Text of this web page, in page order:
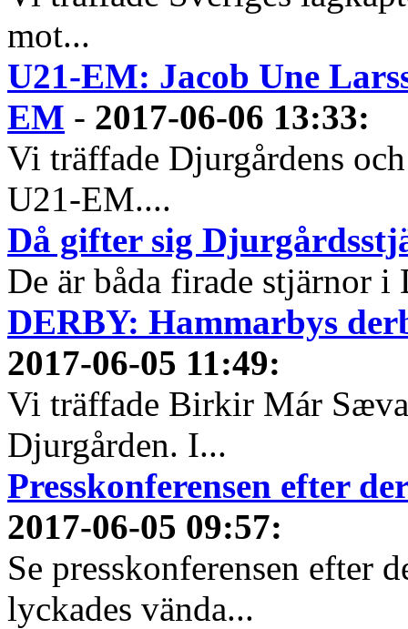
mot...
U21-EM: Jacob Une
EM - 2017-06-06 13:33:
Vi träffade Djurgårdens
U21-EM....
Då gifter sig
De är båda firade stjärnor i
DERBY: Hammarbys
2017-06-05 11:49:
Vi träffade Birkir Már
Djurgården. I...
Presskonferensen efter
2017-06-05 09:57:
Se presskonferensen efter
lyckades vända...